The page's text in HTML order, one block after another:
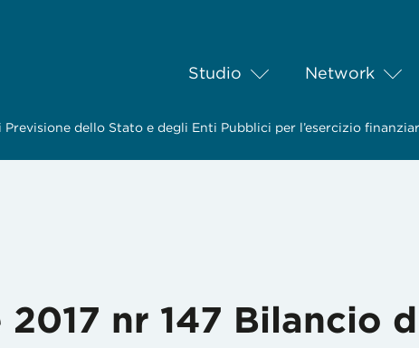
Studio Network
Previsione dello Stato e degli Enti Pubblici per l’esercizio
nr 147 Bilancio